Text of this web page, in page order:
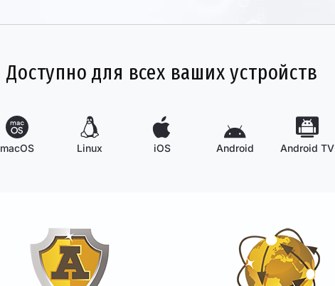
Доступно для всех ваших устройств
macOS Linux iOS Android Android TV